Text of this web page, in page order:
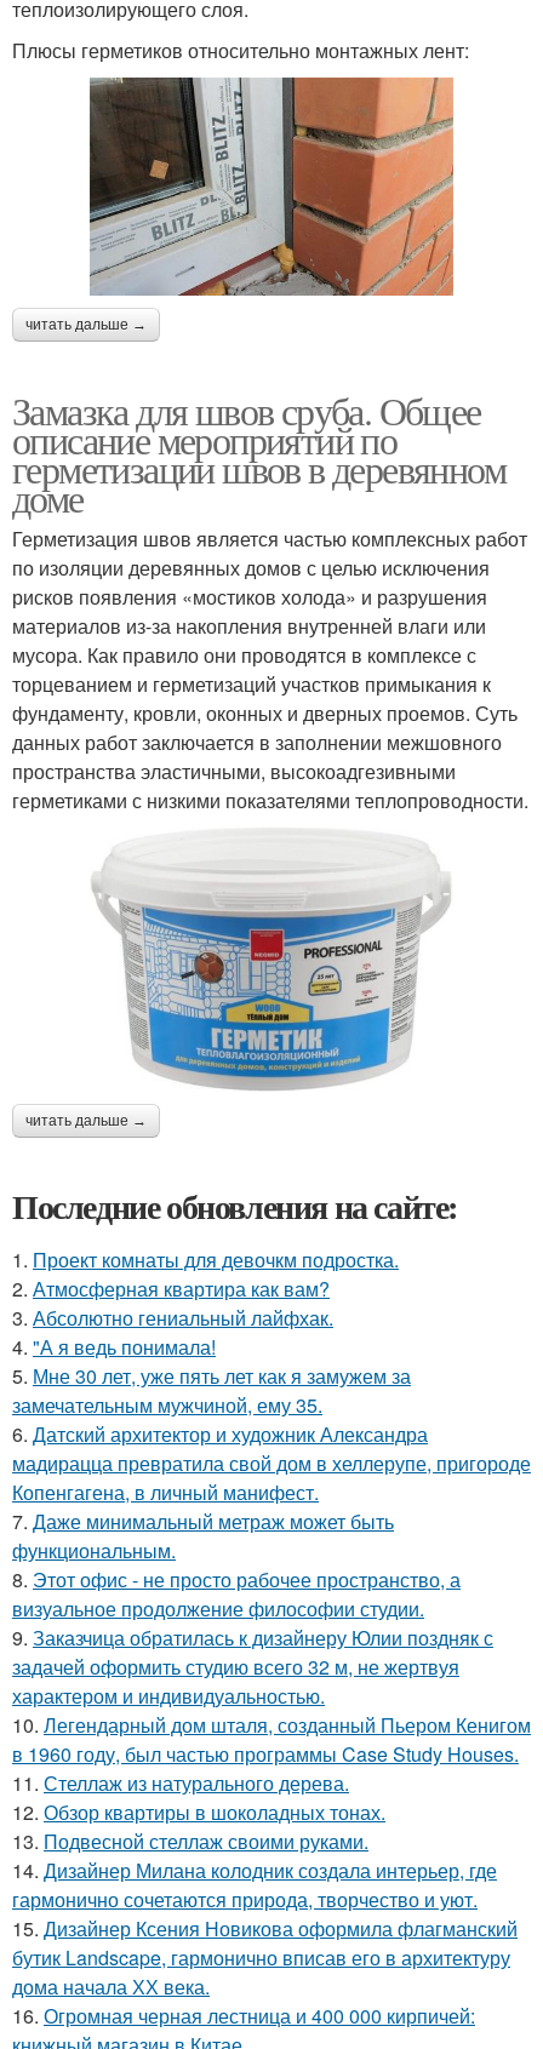
теплоизолирующего слоя.
Плюсы герметиков относительно монтажных лент:
читать дальше →
Замазка для швов сруба. Общее
описание мероприятий по
герметизации швов в деревянном
доме
Герметизация швов является частью комплексных работ
по изоляции деревянных домов с целью исключения
рисков появления «мостиков холода» и разрушения
материалов из-за накопления внутренней влаги или
мусора. Как правило они проводятся в комплексе с
торцеванием и герметизаций участков примыкания к
фундаменту, кровли, оконных и дверных проемов. Суть
данных работ заключается в заполнении межшовного
пространства эластичными, высокоадгезивными
герметиками с низкими показателями теплопроводности.
читать дальше →
Последние обновления на сайте:
1. Проект комнаты для девочкм подростка.
2. Атмосферная квартира как вам?
3. Абсолютно гениальный лайфхак.
4. "А я ведь понимала!
5. Мне 30 лет, уже пять лет как я замужем за
замечательным мужчиной, ему 35.
6. Датский архитектор и художник Александра
мадирацца превратила свой дом в хеллерупе, пригороде
Копенгагена, в личный манифест.
7. Даже минимальный метраж может быть
функциональным.
8. Этот офис - не просто рабочее пространство, а
визуальное продолжение философии студии.
9. Заказчица обратилась к дизайнеру Юлии поздняк с
задачей оформить студию всего 32 м, не жертвуя
характером и индивидуальностью.
10. Легендарный дом шталя, созданный Пьером Кенигом
в 1960 году, был частью программы Case Study Houses.
11. Стеллаж из натурального дерева.
12. Обзор квартиры в шоколадных тонах.
13. Подвесной стеллаж своими руками.
14. Дизайнер Милана колодник создала интерьер, где
гармонично сочетаются природа, творчество и уют.
15. Дизайнер Ксения Новикова оформила флагманский
бутик Landscape, гармонично вписав его в архитектуру
дома начала ХХ века.
16. Огромная черная лестница и 400 000 кирпичей: